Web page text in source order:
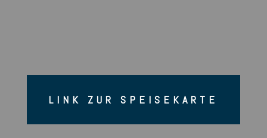
LINK ZUR SPEISEKARTE